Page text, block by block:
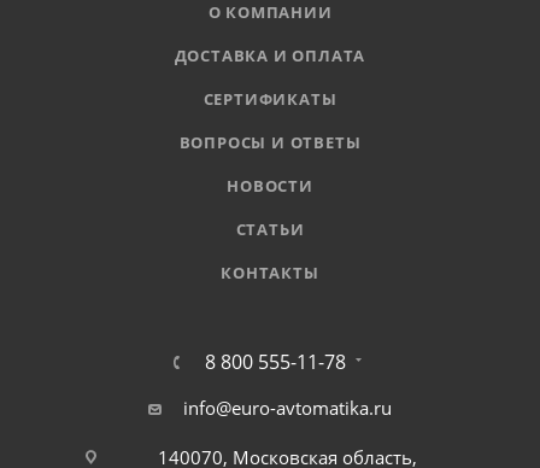
О КОМПАНИИ
ДОСТАВКА И ОПЛАТА
СЕРТИФИКАТЫ
ВОПРОСЫ И ОТВЕТЫ
НОВОСТИ
СТАТЬИ
КОНТАКТЫ
8 800 555-11-78
info@euro-avtomatika.ru
140070, Московская область,